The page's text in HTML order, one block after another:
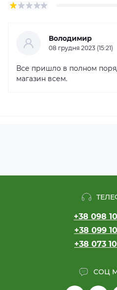
Володимир
08 грудня 2023 (15:21)
Все пришло в полном
магазин всем.
+38 098
+38 099
+38 073
СОЦ